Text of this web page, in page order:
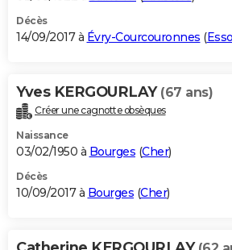
Décès
14/09/2017 à Évry-Courcouronnes (
Yves KERGOURLAY (67 ans)
Créer une cagnotte obsèques
Naissance
03/02/1950 à Bourges (Cher)
Décès
10/09/2017 à Bourges (Cher)